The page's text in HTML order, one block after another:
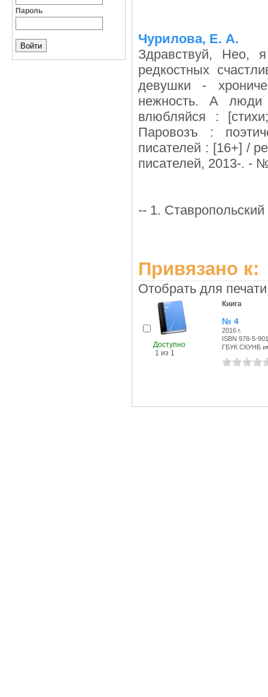
Пароль
Чурилова, Е. А.
Здравствуй, Нео,
редкостных
девушки -
нежность. А люди
влюбляйся :
Паровозъ :
писателей : [16+] /
писателей, 2013-. -
-- 1.
Привязано к:
Отобрать для
Доступно
1 из 1
Книга
№ 4
2016 г.
ISBN 978-5-
ГБУК СКУНБ